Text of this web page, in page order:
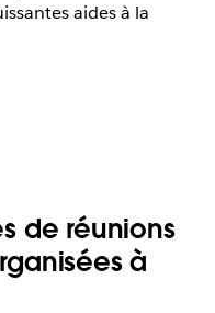
aides à la
de réunions
à